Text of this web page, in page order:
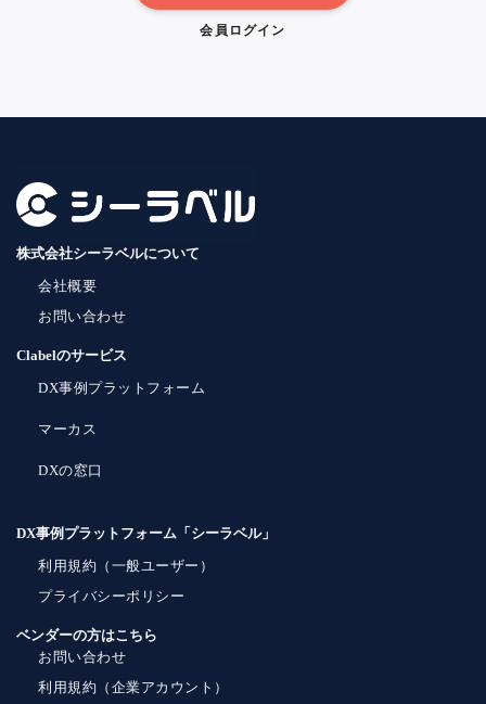
会員ログイン
株式会社シーラベルについて
会社概要
お問い合わせ
Clabelのサービス
DX事例プラットフォーム
マーカス
DXの窓口
DX事例プラットフォーム「シーラベル」
利用規約（一般ユーザー）
プライバシーポリシー
ベンダーの方はこちら
お問い合わせ
利用規約（企業アカウント）